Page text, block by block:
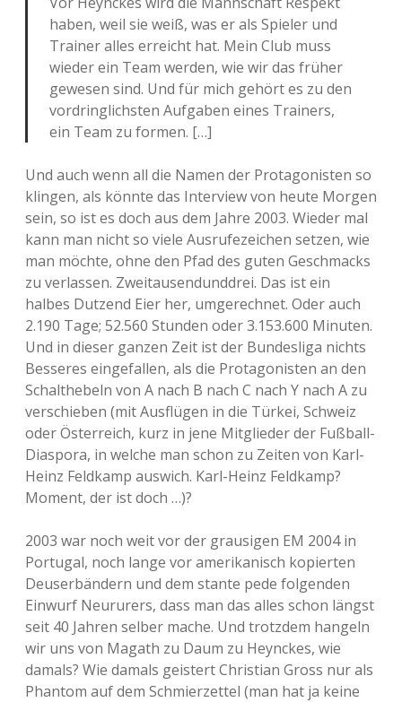
haben, weil sie weiß, was er als Spieler und
Trainer alles erreicht hat. Mein Club muss
wieder ein Team werden, wie wir das früher
gewesen sind. Und für mich gehört es zu den
vordringlichsten Aufgaben eines Trainers,
ein Team zu formen. […]
Und auch wenn all die Namen der Protagonisten so
klingen, als könnte das Interview von heute Morgen
sein, so ist es doch aus dem Jahre 2003. Wieder mal
kann man nicht so viele Ausrufezeichen setzen, wie
man möchte, ohne den Pfad des guten Geschmacks
zu verlassen. Zweitausendunddrei. Das ist ein
halbes Dutzend Eier her, umgerechnet. Oder auch
2.190 Tage; 52.560 Stunden oder 3.153.600 Minuten.
Und in dieser ganzen Zeit ist der Bundesliga nichts
Besseres eingefallen, als die Protagonisten an den
Schalthebeln von A nach B nach C nach Y nach A zu
verschieben (mit Ausflügen in die Türkei, Schweiz
oder Österreich, kurz in jene Mitglieder der Fußball-
Diaspora, in welche man schon zu Zeiten von Karl-
Heinz Feldkamp auswich. Karl-Heinz Feldkamp?
Moment, der ist doch …)?
2003 war noch weit vor der grausigen EM 2004 in
Portugal, noch lange vor amerikanisch kopierten
Deuserbändern und dem stante pede folgenden
Einwurf Neururers, dass man das alles schon längst
seit 40 Jahren selber mache. Und trotzdem hangeln
wir uns von Magath zu Daum zu Heynckes, wie
damals? Wie damals geistert Christian Gross nur als
Phantom auf dem Schmierzettel (man hat ja keine